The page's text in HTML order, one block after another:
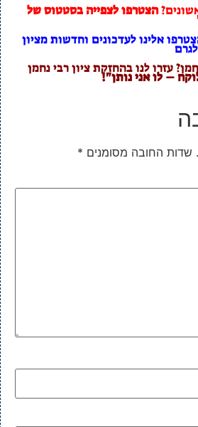
הצטרפו לצפייה בסטטוס של
אלינו לעדכונים וחדשות מציון
עזרו לנו בהחזקת ציון רבי נחמן
– לו אני נותן"!
שדות החובה מסומנים *